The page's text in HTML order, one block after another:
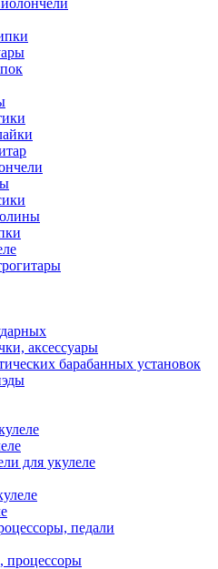
аксессуары
барабанных установок
для укулеле
педали
процессоры